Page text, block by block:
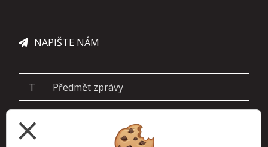
NAPIŠTE NÁM
T
close